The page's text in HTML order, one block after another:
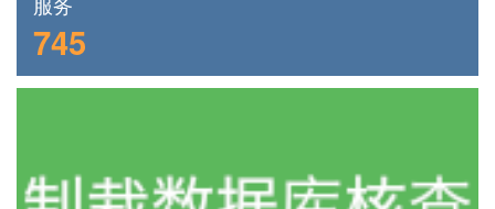
745